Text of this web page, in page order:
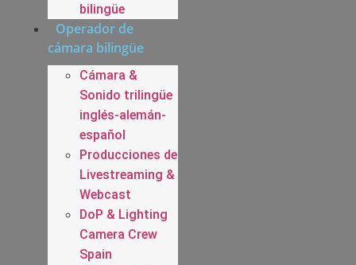
bilingüe
Operador de
cámara bilingüe
Cámara &
Sonido trilingüe
inglés-alemán-
español
Producciones de
Livestreaming &
Webcast
DoP & Lighting
Camera Crew
Spain